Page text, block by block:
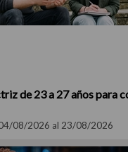
de 23 a 27 años para
08/2026 al 23/08/2026